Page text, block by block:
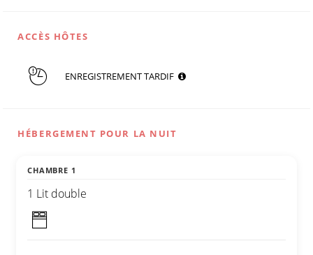
ACCÈS HÔTES
ENREGISTREMENT TARDIF
HÉBERGEMENT POUR LA NUIT
CHAMBRE 1
1 Lit double